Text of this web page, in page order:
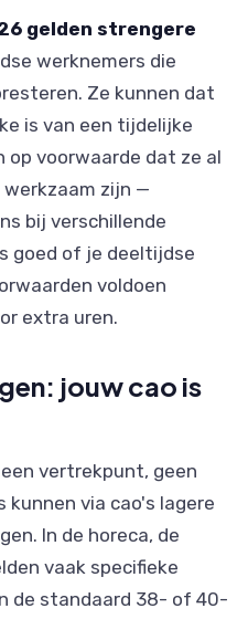
gelden strengere
werknemers die
Ze kunnen dat
is van een tijdelijke
op voorwaarde dat ze al
werkzaam zijn —
bij verschillende
goed of je deeltijdse
voldoen
extra uren.
jouw cao is
vertrekpunt, geen
via cao's lagere
In de horeca, de
vaak specifieke
de standaard 38- of 40-